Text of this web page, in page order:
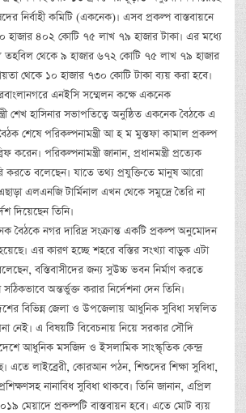
নির্বাহী কমিটি (একনেক)। এসব প্রকল্প বাস্তবায়নে
হাজার ৪০২ কোটি ৭৫ লাখ ৭৯ হাজার টাকা। এর মধ্যে
তহবিল থেকে ৯ হাজার ৬৭২ কোটি ৭৫ লাখ ৭৯ হাজার
থেকে ১০ হাজার ৭৩০ কোটি টাকা ব্যয় করা হবে।
এনইসি সম্মেলন কক্ষে একনেক
শেখ হাসিনার সভাপতিত্বে অনুষ্ঠিত একনেক বৈঠকে এ
শেষে পরিকল্পনামন্ত্রী আ হ ম মুস্তফা কামাল প্রকল্প
করেন। পরিকল্পনামন্ত্রী জানান, প্রধানমন্ত্রী প্রত্যেক
করতে বলেছেন। যাতে তথ্য প্রযুক্তিতে মানুষ আরো
এলএনজি টার্মিনাল এখন থেকে সমুদ্রে তৈরি না
দিয়েছেন তিনি।
বৈঠকে নগর দারিদ্র সংক্রান্ত একটি প্রকল্প অনুমোদন
এর কারণ হচ্ছে শহরে বস্তির সংখ্যা বাড়ুক এটা
বলেছেন, বস্তিবাসীদের জন্য সুউচ্চ ভবন নির্মাণ করতে
অন্তর্ভুক্ত করার নির্দেশনা দেন তিনি।
বিভিন্ন জেলা ও উপজেলায় আধুনিক সুবিধা সম্বলিত
নেই। এ বিষয়টি বিবেচনায় নিয়ে সরকার সৌদি
আধুনিক মসজিদ ও ইসলামিক সাংস্কৃতিক কেন্দ্র
এতে লাইব্রেরী, কোরআন পঠন, শিশুদের শিক্ষা সুবিধা,
নানাবিধ সুবিধা থাকবে। তিনি জানান, এপ্রিল
মেয়াদে প্রকল্পটি বাস্তবায়ন হবে। এতে মোট ব্যয়